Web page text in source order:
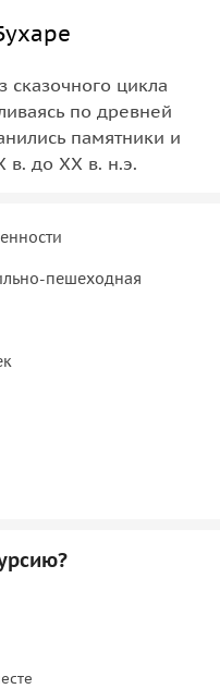
сказочного цикла
по древней
памятники и
в. до XX в. н.э.
пешеходная